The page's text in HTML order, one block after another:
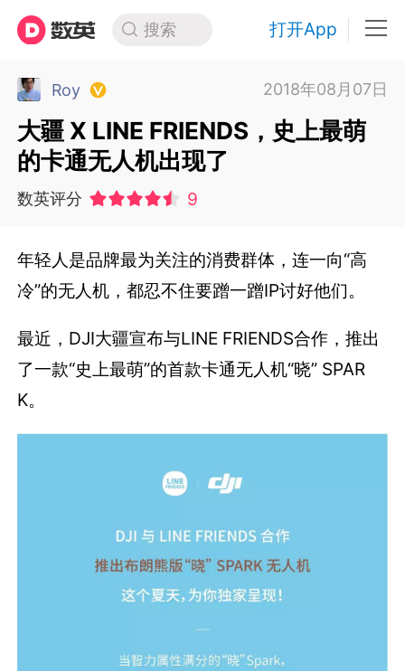
搜索 打开App
Roy 2018年08月07日
大疆 X LINE FRIENDS，史上最萌
的卡通无人机出现了
数英评分 9
年轻人是品牌最为关注的消费群体，连一向“高
冷”的无人机，都忍不住要蹭一蹭IP讨好他们。
最近，DJI大疆宣布与LINE FRIENDS合作，推出
了一款“史上最萌”的首款卡通无人机“晓” SPAR
K。